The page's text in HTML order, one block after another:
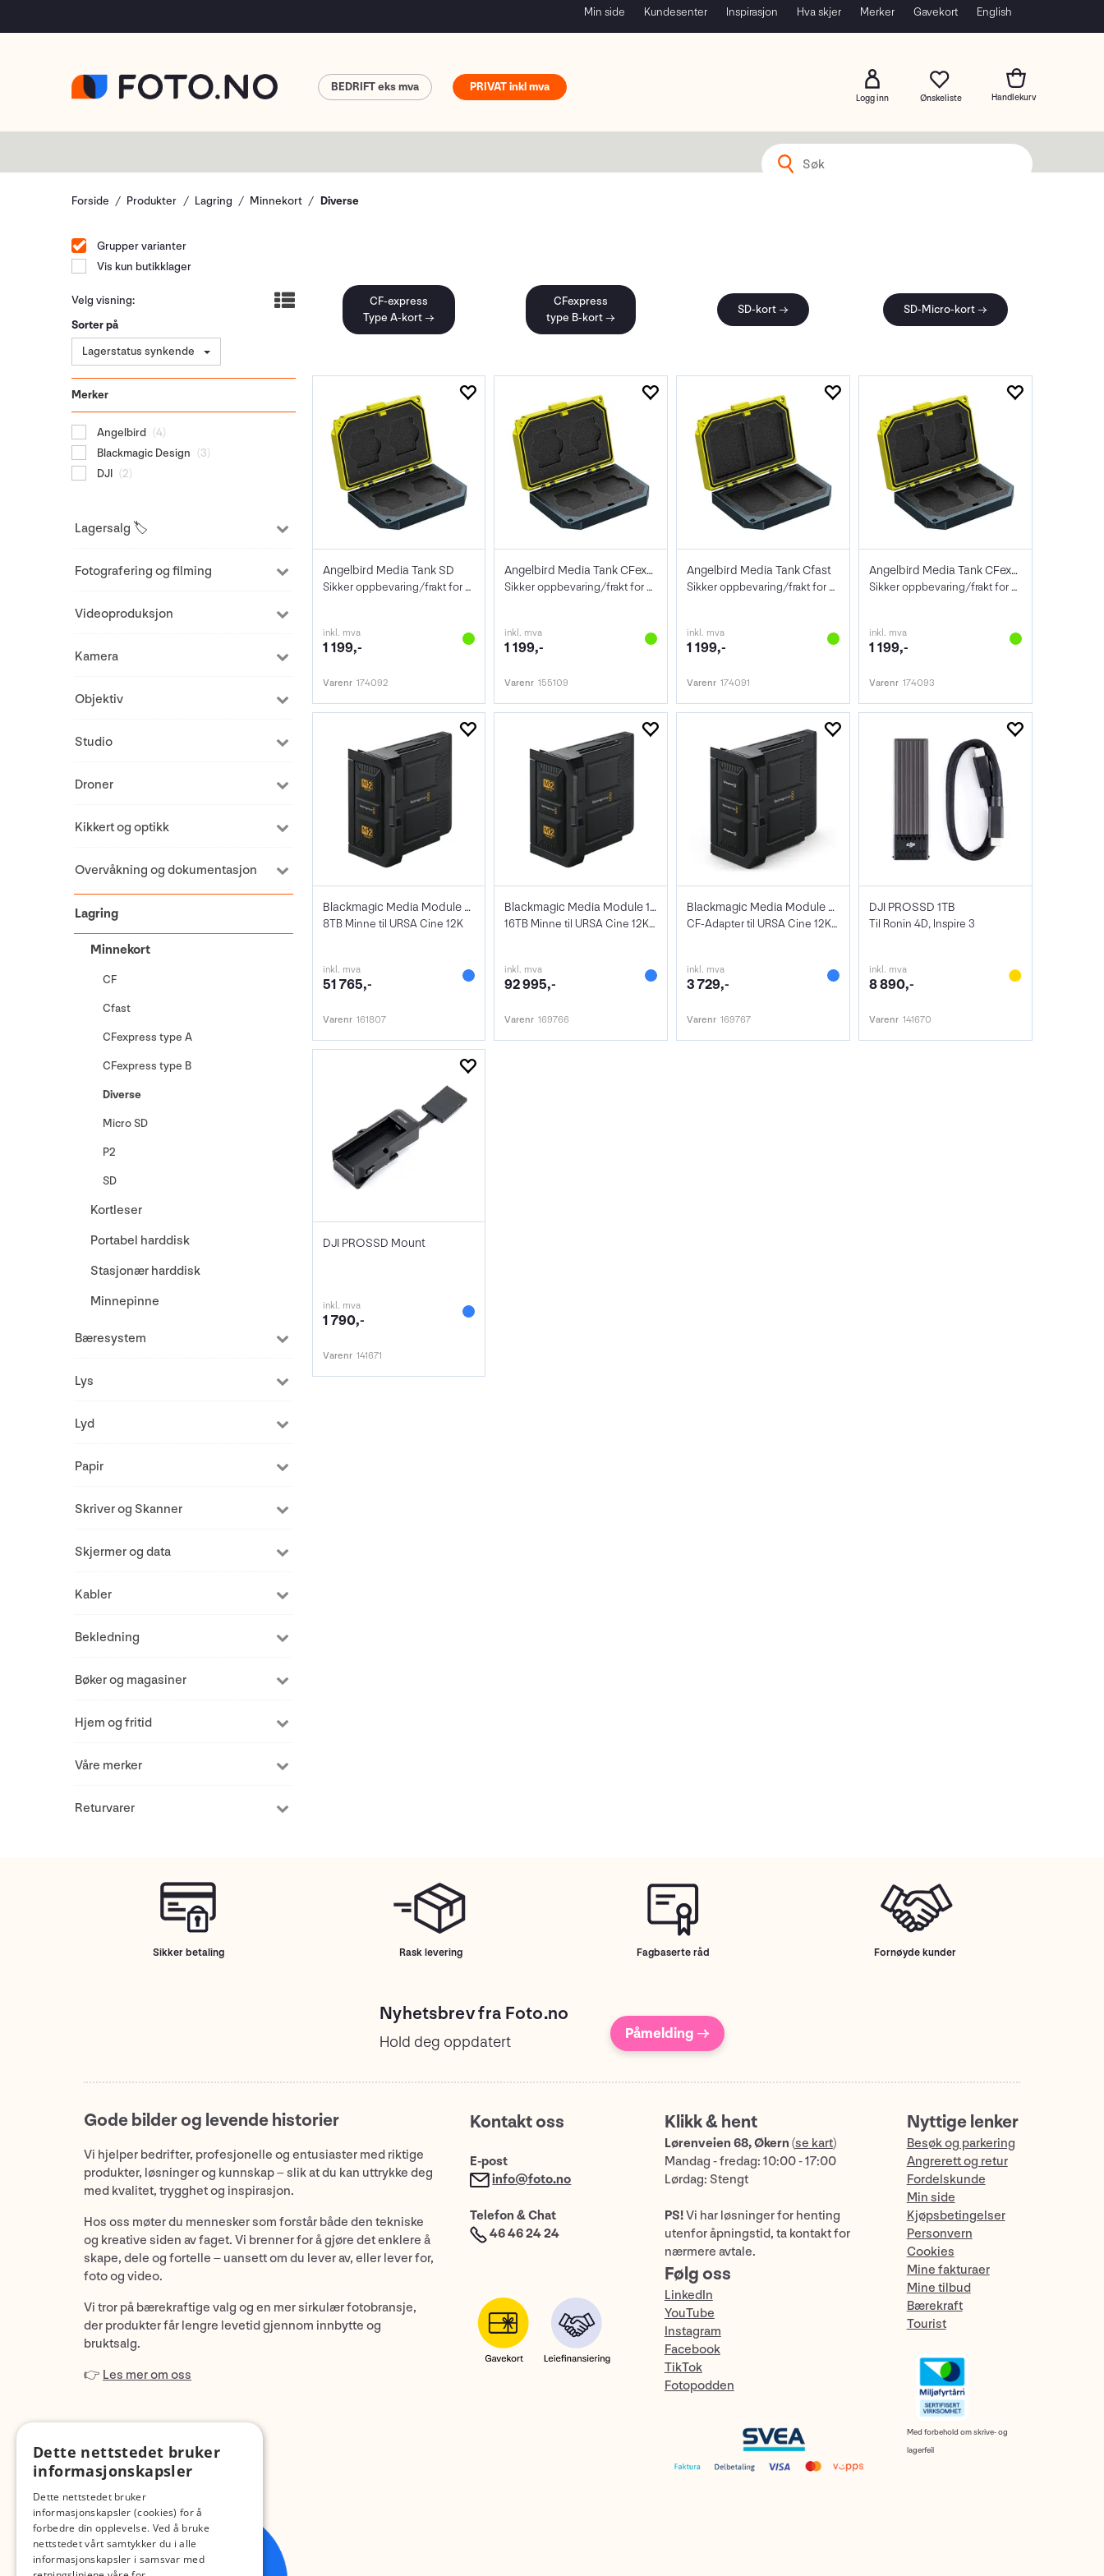
Min side Kundesenter Inspirasjon Hva skjer Merker Gavekort English
Logg inn
PRIVAT
BEDRIFT
Forside Produkter Lagring Minnekort Diverse
Grupper varianter
Vis kun butikklager
Velg visning:
Sorter på
Lagerstatus synkende
Merker
Angelbird (4)
Blackmagic Design (3)
DJI (2)
Lagersalg 🏷️
Fotografering og filming
Videoproduksjon
Kamera
Objektiv
Studio
Droner
Kikkert og optikk
Overvåkning og dokumentasjon
Lagring
Minnekort
CF
Cfast
CFexpress type A
CFexpress type B
Diverse
Micro SD
P2
SD
Kortleser
Portabel harddisk
Stasjonær harddisk
Minnepinne
Bæresystem
Lys
Lyd
Papir
Skriver og Skanner
Skjermer og data
Kabler
Bekledning
Bøker og magasiner
Hjem og fritid
Våre merker
Returvarer
CF-express
Type A-kort →
CFexpress
type B-kort →
SD-kort → SD-Micro-kort →
Angelbird Media Tank SD
Sikker oppbevaring/frakt for 4 kort
inkl. mva
1 199,-
Varenr 174092
Angelbird Media Tank CFexpress Type A
Sikker oppbevaring/frakt for 4 kort
inkl. mva
1 199,-
Varenr 155109
Angelbird Media Tank Cfast
Sikker oppbevaring/frakt for 4 kort
inkl. mva
1 199,-
Varenr 174091
Angelbird Media Tank CFexpress Type B
Sikker oppbevaring/frakt for 4 kort
inkl. mva
1 199,-
Varenr 174093
Blackmagic Media Module 8TB
8TB Minne til URSA Cine 12K
inkl. mva
51 765,-
Varenr 161807
Blackmagic Media Module 16TB
16TB Minne til URSA Cine 12K/17K
inkl. mva
92 995,-
Varenr 169766
Blackmagic Media Module CF
CF-Adapter til URSA Cine 12K/17K
inkl. mva
3 729,-
Varenr 169767
DJI PROSSD 1TB
Til Ronin 4D, Inspire 3
inkl. mva
8 890,-
Varenr 141670
DJI PROSSD Mount
inkl. mva
1 790,-
Varenr 141671
Sikker betaling Rask levering Fagbaserte råd Fornøyde kunder
Nyhetsbrev fra Foto.no
Hold deg oppdatert Påmelding →
Gode bilder og levende historier
Vi hjelper bedrifter, profesjonelle og entusiaster med riktige
produkter, løsninger og kunnskap – slik at du kan uttrykke deg
med kvalitet, trygghet og inspirasjon.
Hos oss møter du mennesker som forstår både den tekniske
og kreative siden av faget. Vi brenner for å gjøre det enklere å
skape, dele og fortelle – uansett om du lever av, eller lever for,
foto og video.
Vi tror på bærekraftige valg og en mer sirkulær fotobransje,
der produkter får lengre levetid gjennom innbytte og
bruktsalg.
👉 Les mer om oss
Kontakt oss
E-post
info@foto.no
Telefon & Chat
46 46 24 24
Klikk & hent
Lørenveien 68, Økern (se kart)
Mandag - fredag: 10:00 - 17:00
Lørdag: Stengt
PS!Vi har løsninger for henting
utenfor åpningstid, ta kontakt for
nærmere avtale.
Følg oss
LinkedIn
YouTube
Instagram
Facebook
TikTok
Fotopodden
Nyttige lenker
Besøk og parkering
Angrerett og retur
Fordelskunde
Min side
Kjøpsbetingelser
Personvern
Cookies
Mine fakturaer
Mine tilbud
Bærekraft
Tourist
Med forbehold om skrive- og
lagerfeil
Dette nettstedet bruker
informasjonskapsler
Dette nettstedet bruker
informasjonskapsler (cookies) for å
forbedre din opplevelse. Ved å bruke
nettstedet vårt samtykker du i alle
informasjonskapsler i samsvar med